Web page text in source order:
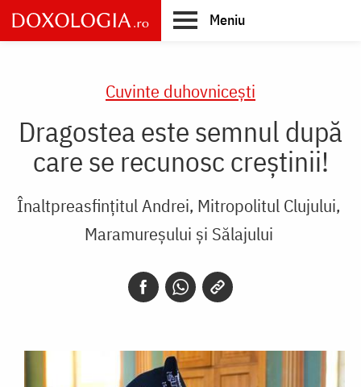
Skip
to
main
Meniu
Cuvinte duhovnicești
Dragostea este semnul după
care se recunosc creştinii!
Înaltpreasfințitul Andrei, Mitropolitul Clujului,
Maramureșului și Sălajului